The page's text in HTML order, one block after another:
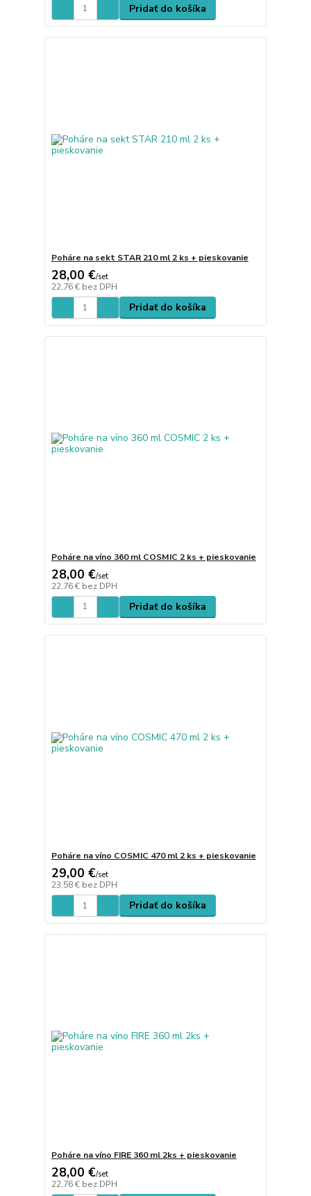
Pridať do košíka
Poháre na sekt STAR 210 ml 2 ks + pieskovanie
28,00 €/set
22,76 € bez DPH
Pridať do košíka
Poháre na víno 360 ml COSMIC 2 ks + pieskovanie
28,00 €/set
22,76 € bez DPH
Pridať do košíka
Poháre na víno COSMIC 470 ml 2 ks + pieskovanie
29,00 €/set
23,58 € bez DPH
Pridať do košíka
Poháre na víno FIRE 360 ml 2ks + pieskovanie
28,00 €/set
22,76 € bez DPH